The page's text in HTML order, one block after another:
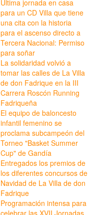
Última jornada en casa
para un CD Villa que tiene
una cita con la historia
para el ascenso directo a
Tercera Nacional: Permiso
para soñar
La solidaridad volvió a
tomar las calles de La Villa
de don Fadrique en la III
Carrera Roscón Running
Fadriqueña
El equipo de baloncesto
infantil femenino se
proclama subcampeón del
Torneo "Basket Summer
Cup" de Gandía
Entregados los premios de
los diferentes concursos de
Navidad de La Villa de don
Fadrique
Programación intensa para